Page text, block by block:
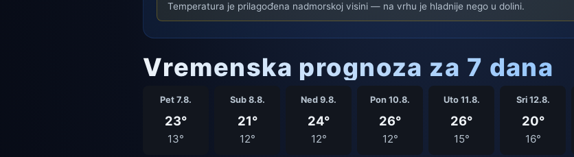
Temperatura je prilagođena nadmorskoj visini — na vrhu je hladnije nego u dolini.
Vremenska prognoza za 7 dana
Pet 7.8.
23°
13°
Sub 8.8.
21°
12°
Ned 9.8.
24°
12°
Pon 10.8.
26°
12°
Uto 11.8.
26°
15°
Sri 12.8.
20°
16°